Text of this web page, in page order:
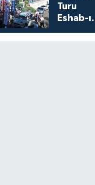
Turu
Eshab-ı